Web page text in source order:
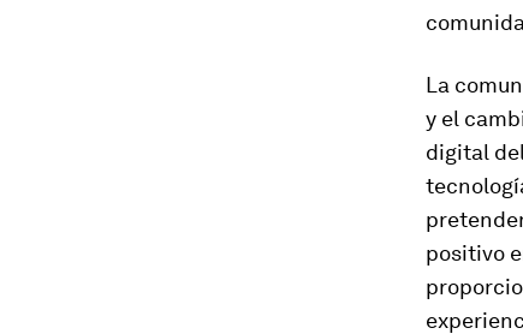
La
y el
digital
positivo